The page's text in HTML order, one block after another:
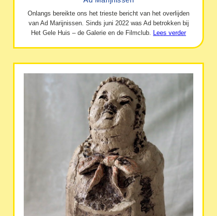
Onlangs bereikte ons het trieste bericht van het overlijden
van Ad Marijnissen. Sinds juni 2022 was Ad betrokken bij
Het Gele Huis – de Galerie en de Filmclub. Lees verder